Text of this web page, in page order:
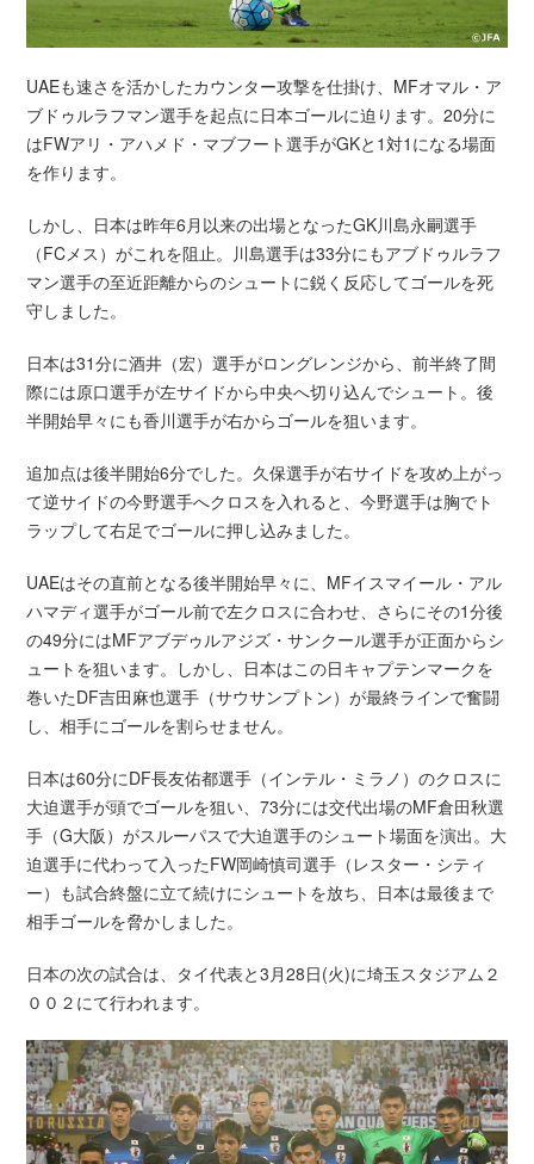
UAEも速さを活かしたカウンター攻撃を仕掛け、MFオマル・ア
ブドゥルラフマン選手を起点に日本ゴールに迫ります。20分に
はFWアリ・アハメド・マブフート選手がGKと1対1になる場面
を作ります。
しかし、日本は昨年6月以来の出場となったGK川島永嗣選手
（FCメス）がこれを阻止。川島選手は33分にもアブドゥルラフ
マン選手の至近距離からのシュートに鋭く反応してゴールを死
守しました。
日本は31分に酒井（宏）選手がロングレンジから、前半終了間
際には原口選手が左サイドから中央へ切り込んでシュート。後
半開始早々にも香川選手が右からゴールを狙います。
追加点は後半開始6分でした。久保選手が右サイドを攻め上がっ
て逆サイドの今野選手へクロスを入れると、今野選手は胸でト
ラップして右足でゴールに押し込みました。
UAEはその直前となる後半開始早々に、MFイスマイール・アル
ハマディ選手がゴール前で左クロスに合わせ、さらにその1分後
の49分にはMFアブデゥルアジズ・サンクール選手が正面からシ
ュートを狙います。しかし、日本はこの日キャプテンマークを
巻いたDF吉田麻也選手（サウサンプトン）が最終ラインで奮闘
し、相手にゴールを割らせません。
日本は60分にDF長友佑都選手（インテル・ミラノ）のクロスに
大迫選手が頭でゴールを狙い、73分には交代出場のMF倉田秋選
手（G大阪）がスルーパスで大迫選手のシュート場面を演出。大
迫選手に代わって入ったFW岡崎慎司選手（レスター・シティ
ー）も試合終盤に立て続けにシュートを放ち、日本は最後まで
相手ゴールを脅かしました。
日本の次の試合は、タイ代表と3月28日(火)に埼玉スタジアム２
００２にて行われます。